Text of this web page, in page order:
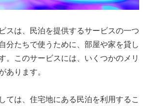
スは、民泊を提供するサービスの一つ
分たちで使うために、部屋や家を貸し
。このサービスには、いくつかのメリ
あります。
ては、住宅地にある民泊を利用するこ